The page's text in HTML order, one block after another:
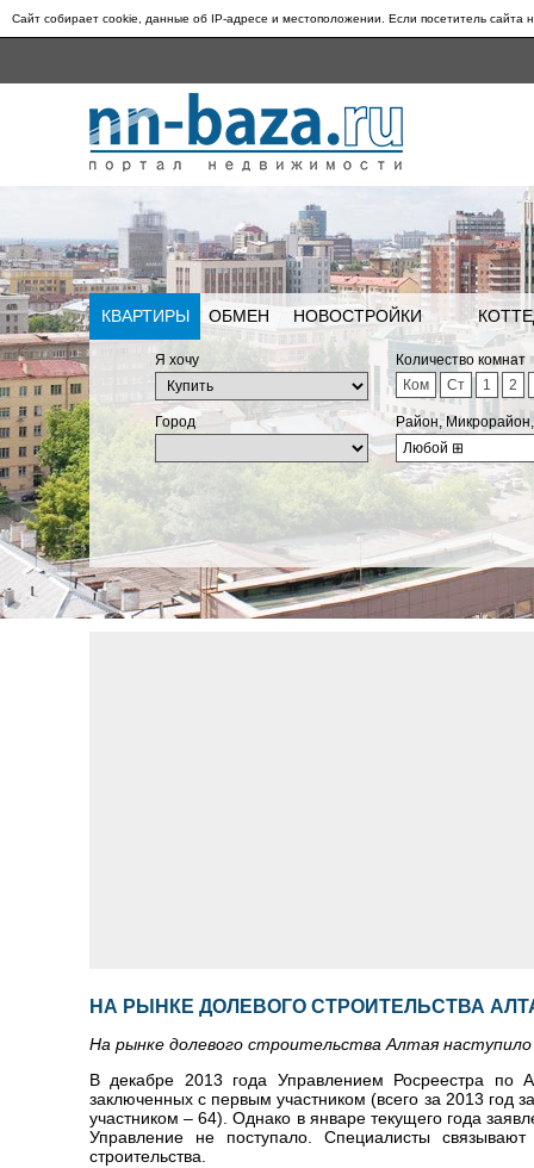
Сайт собирает cookie, данные об IP-адресе и местоположении. Если посетитель сайта
КВАРТИРЫ ОБМЕН НОВОСТРОЙКИ
Я хочу
Количество комнат
Ком
Ст 1 2
Город
Район,
Любой ⊞
НА РЫНКЕ ДОЛЕВОГО СТРОИТЕЛЬСТВА
На рынке долевого строительства Алтая
В декабре 2013 года Управлением Росреестра по
заключенных с первым участником (всего за 2013 год
участником – 64). Однако в январе текущего года
Управление не поступало. Специалисты
строительства.